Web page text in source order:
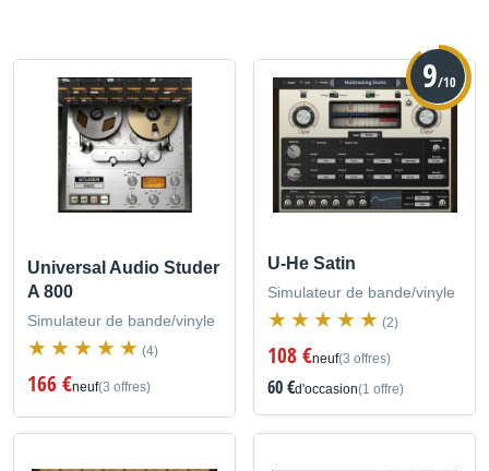
Universal Audio Studer
A 800
Simulateur de bande/vinyle
(4)
166 €neuf(3 offres)
9/10
U-He Satin
Simulateur de bande/vinyle
(2)
108 €neuf(3 offres)
60 €d'occasion(1 offre)